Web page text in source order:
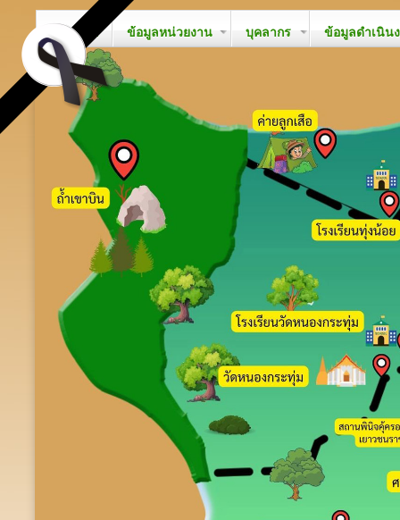
หน้าหลัก ข้อมูลหน่วยงาน บุคลากร ข้อมูลดำเนิน